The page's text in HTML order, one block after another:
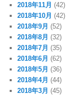
2018年11月 (42)
2018年10月 (42)
2018年9月 (52)
2018年8月 (32)
2018年7月 (35)
2018年6月 (62)
2018年5月 (36)
2018年4月 (44)
2018年3月 (45)